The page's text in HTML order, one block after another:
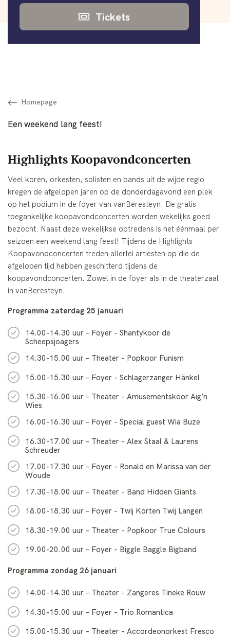
Homepage
Een weekend lang feest!
Highlights Koopavondconcerten
Veel koren, orkesten, solisten en bands uit de wijde regio
kregen de afgelopen jaren op de donderdagavond een plek
op het podium in de foyer van vanBeresteyn. De gratis
toegankelijke koopavondconcerten worden wekelijks goed
bezocht. Naast deze wekelijkse optredens is het éénmaal per
seizoen een weekend lang feest! Tijdens de Highlights
Koopavondconcerten treden allerlei artiesten op die de
afgelopen tijd hebben geschitterd tijdens de
koopavondconcerten. Zowel in de foyer als in de theaterzaal
in vanBeresteyn.
Programma zaterdag 25 januari
14.00-14.30 uur – Foyer – Shantykoor de
Scheepsjoagers
14.30-15.00 uur – Theater – Popkoor Funism
15.00-15.30 uur – Foyer – Schlagerzanger Hänkel
15.30-16.00 uur – Theater – Amusementskoor Aig’n
Wies
16.00-16.30 uur – Foyer – Special guest Wia Buze
16.30-17.00 uur – Theater – Alex Staal & Laurens
Schreuder
17.00-17.30 uur – Foyer – Ronald en Marissa van der
Woude
17.30-18.00 uur – Theater – Band Hidden Giants
18.00-18.30 uur – Foyer – Twij Körten Twij Langen
18.30-19.00 uur – Theater – Popkoor True Colours
19.00-20.00 uur – Foyer – Biggle Baggle Bigband
Programma zondag 26 januari
14.00-14.30 uur – Theater – Zangeres Tineke Rouw
14.30-15.00 uur – Foyer – Trio Romantica
15.00-15.30 uur – Theater – Accordeonorkest Fresco
Tickets